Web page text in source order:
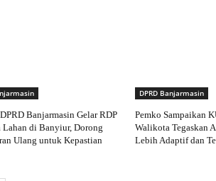
Banjarmasin Gelar RDP
Lahan di Banyiur, Dorong
Ulang untuk Kepastian
DPRD Banjarmasin
Pemko Sampaikan
Walikota Tegaskan
Lebih Adaptif dan